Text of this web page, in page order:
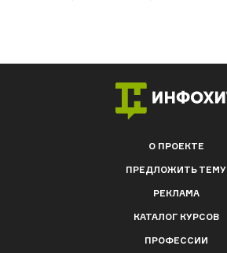
О ПРОЕКТЕ
ПРЕДЛОЖИТЬ ТЕМУ
РЕКЛАМА
КАТАЛОГ КУРСОВ
ПРОФЕССИИ